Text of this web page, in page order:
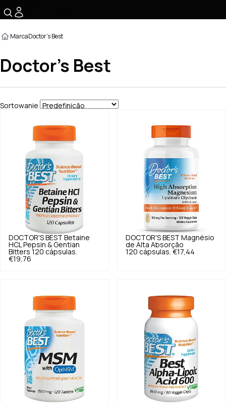
MarcaDoctor's Best
Doctor's Best
Sortowanie
DOCTOR'S BEST Betaine
HCL Pepsin & Gentian
Bitters 120 cápsulas.
€19,76
DOCTOR'S BEST Magnésio
de Alta Absorção
120 cápsulas. €17,44